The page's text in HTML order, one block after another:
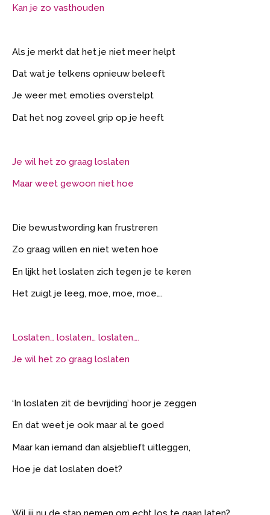
Kan je zo vasthouden
Als je merkt dat het je niet meer helpt
Dat wat je telkens opnieuw beleeft
Je weer met emoties overstelpt
Dat het nog zoveel grip op je heeft
Je wil het zo graag loslaten
Maar weet gewoon niet hoe
Die bewustwording kan frustreren
Zo graag willen en niet weten hoe
En lijkt het loslaten zich tegen je te keren
Het zuigt je leeg, moe, moe, moe….
Loslaten… loslaten… loslaten….
Je wil het zo graag loslaten
‘In loslaten zit de bevrijding’ hoor je zeggen
En dat weet je ook maar al te goed
Maar kan iemand dan alsjeblieft uitleggen,
Hoe je dat loslaten doet?